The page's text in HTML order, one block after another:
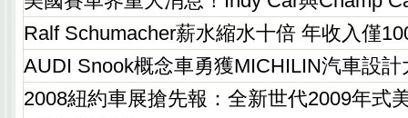
Ralf Schumacher薪水縮水十倍 年收入僅
AUDI Snook概念車勇獲MICHILIN汽車設計
2008紐約車展搶先報：全新世代2009年式